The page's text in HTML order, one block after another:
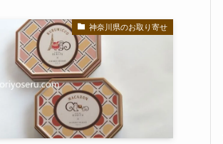
神奈川県のお取り寄せ